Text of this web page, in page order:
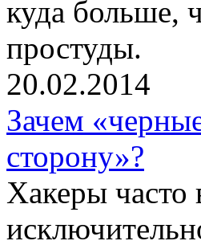
куда больше,
простуды.
20.02.2014
Зачем
сторону»?
Хакеры